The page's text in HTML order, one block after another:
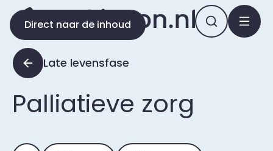
Direct naar de inhoud
Late levensfase
Palliatieve zorg